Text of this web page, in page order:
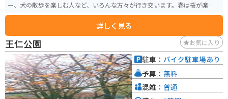
ー、犬の散歩を楽しむ人など、いろんな方々が行き交います。春は桜が楽し
め、秋は遠くの山々が綺麗に見えます。
詳しく見る
王仁公園 お気に入り
駐車： バイク駐車場あり
予算： 無料
混雑： 普通